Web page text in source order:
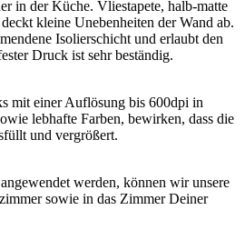
in der Küche. Vliestapete, halb-matte
kleine Unebenheiten der Wand ab.
Isolierschicht und erlaubt den
Druck ist sehr beständig.
mit einer Auflösung bis 600dpi in
lebhafte Farben, bewirken, dass die
und vergrößert.
werden, können wir unsere
sowie in das Zimmer Deiner